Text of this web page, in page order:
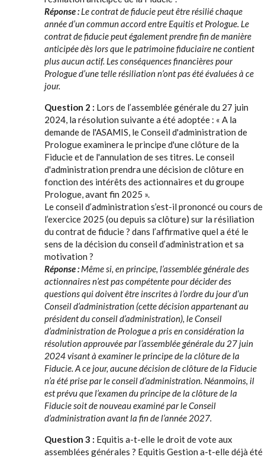
Réponse :Le contrat de fiducie peut être résilié chaque
année d’un commun accord entre Equitis et Prologue. Le
contrat de fiducie peut également prendre fin de manière
anticipée dès lors que le patrimoine fiduciaire ne contient
plus aucun actif. Les conséquences financières pour
Prologue d’une telle résiliation n’ont pas été évaluées à ce
jour.
Question 2 : Lors de l’assemblée générale du 27 juin
2024, la résolution suivante a été adoptée : « A la
demande de l'ASAMIS, le Conseil d'administration de
Prologue examinera le principe d'une clôture de la
Fiducie et de l'annulation de ses titres. Le conseil
d'administration prendra une décision de clôture en
fonction des intérêts des actionnaires et du groupe
Prologue, avant fin 2025 ».
Le conseil d’administration s’est-il prononcé ou cours de
l’exercice 2025 (ou depuis sa clôture) sur la résiliation
du contrat de fiducie ? dans l’affirmative quel a été le
sens de la décision du conseil d’administration et sa
motivation ?
Réponse :Même si, en principe, l’assemblée générale des
actionnaires n’est pas compétente pour décider des
questions qui doivent être inscrites à l’ordre du jour d’un
Conseil d’administration (cette décision appartenant au
président du conseil d’administration), le Conseil
d’administration de Prologue a pris en considération la
résolution approuvée par l’assemblée générale du 27 juin
2024 visant à examiner le principe de la clôture de la
Fiducie. A ce jour, aucune décision de clôture de la Fiducie
n’a été prise par le conseil d’administration. Néanmoins, il
est prévu que l’examen du principe de la clôture de la
Fiducie soit de nouveau examiné par le Conseil
d’administration avant la fin de l’année 2027.
Question 3 : Equitis a-t-elle le droit de vote aux
assemblées générales ? Equitis Gestion a-t-elle déjà été